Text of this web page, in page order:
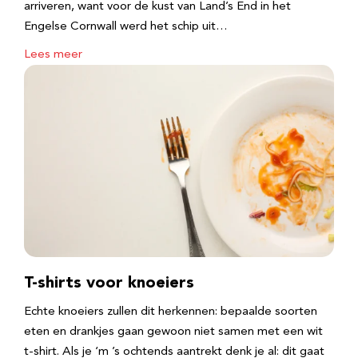
arriveren, want voor de kust van Land’s End in het
Engelse Cornwall werd het schip uit…
Lees meer
T-shirts voor knoeiers
Echte knoeiers zullen dit herkennen: bepaalde soorten
eten en drankjes gaan gewoon niet samen met een wit
t-shirt. Als je ‘m ’s ochtends aantrekt denk je al: dit gaat